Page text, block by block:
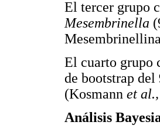
El tercer grupo
Mesembrinella
El cuarto grupo
de bootstrap
(Kosmann et al.,
Análisis